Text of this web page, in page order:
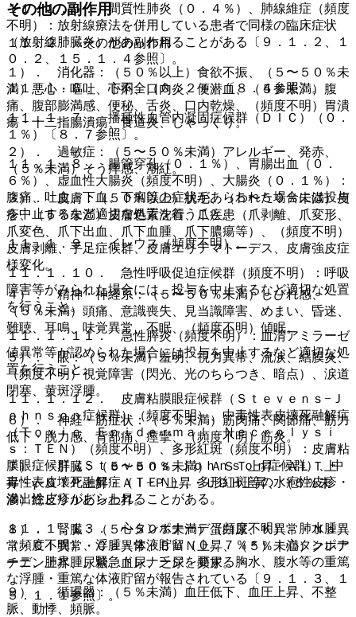
その他の副作用
１１．２． その他の副作用
１）． 消化器：（５０％以上）食欲不振、（５〜５０％未
満）悪心・嘔吐、下痢、口内炎、便潜血、（５％未満）腹
痛、腹部膨満感、便秘、舌炎、口内乾燥、（頻度不明）胃潰
瘍・十二指腸潰瘍、食道炎、しゃっくり。
２）． 過敏症：（５〜５０％未満）アレルギー、発赤、
（５％未満）そう痒感、潮紅。
３）． 皮膚：（５０％以上）脱毛、（５〜５０％未満）皮
疹、（５％未満）皮膚色素沈着、爪疾患（爪剥離、爪変形、
爪変色、爪下出血、爪下血腫、爪下膿瘍等）、（頻度不明）
皮膚剥離、手足症候群、皮膚エリテマトーデス、皮膚強皮症
様変化。
４）． 精神・神経系：（５〜５０％未満）しびれ感、
（５％未満）頭痛、意識喪失、見当識障害、めまい、昏迷、
難聴、耳鳴、味覚異常、不眠、（頻度不明）傾眠。
５）． 眼：（５％未満）羞明、視力異常、流涙、結膜炎、
（頻度不明）視覚障害（閃光、光のちらつき、暗点）、涙道
閉塞、黄斑浮腫。
６）． 神経・筋症状：（５％未満）筋肉痛、関節痛、筋力
低下・脱力感、背部痛、痙攣、（頻度不明）筋炎。
７）． 肝臓：（５〜５０％未満）ＡＳＴ上昇・ＡＬＴ上
昇・γ−ＧＴＰ上昇・Ａｌ−Ｐ上昇・ＬＤＨ上昇、（５％未
満）総ビリルビン上昇。
８）． 腎臓：（５〜５０％未満）蛋白尿、Ｋ異常・Ｎａ異
常・Ｃｌ異常・Ｃａ異常、ＢＵＮ上昇、（５％未満）クレア
チニン上昇、尿糖、血尿、乏尿、頻尿。
９）． 循環器：（５％未満）血圧低下、血圧上昇、不整
脈、動悸、頻脈。
１１．１．５． 間質性肺炎（０．４％）、肺線維症（頻度
不明）：放射線療法を併用している患者で同様の臨床症状
（放射線肺臓炎）があらわれることがある〔９．１．２、１
０．２、１５．１．４参照〕。
１１．１．６． 心不全（０．２％）〔８．４参照〕。
１１．１．７． 播種性血管内凝固症候群（ＤＩＣ）（０．
１％）〔８．７参照〕。
１１．１．８． 腸管穿孔（０．１％）、胃腸出血（０．
６％）、虚血性大腸炎（頻度不明）、大腸炎（０．１％）：
腹痛、吐血、下血、下痢等の症状があらわれた場合には投与
を中止するなど適切な処置を行うこと。
１１．１．９． イレウス（頻度不明）。
１１．１．１０． 急性呼吸促迫症候群（頻度不明）：呼吸
障害等がみられた場合には、投与を中止するなど適切な処置
を行うこと。
１１．１．１１． 急性膵炎（頻度不明）：血清アミラーゼ
値異常等が認められた場合には投与を中止するなど適切な処
置を行うこと。
１１．１．１２． 皮膚粘膜眼症候群（Ｓｔｅｖｅｎｓ−Ｊ
ｏｈｎｓｏｎ症候群）（頻度不明）、中毒性表皮壊死融解症
（Ｔｏｘｉｃ Ｅｐｉｄｅｒｍａｌ Ｎｅｃｒｏｌｙｓｉ
ｓ：ＴＥＮ）（頻度不明）、多形紅斑（頻度不明）：皮膚粘
膜眼症候群（Ｓｔｅｖｅｎｓ−Ｊｏｈｎｓｏｎ症候群）、中
毒性表皮壊死融解症（ＴＥＮ）、多形紅斑等の水疱性皮疹・
滲出性皮疹があらわれることがある。
１１．１．１３． 心タンポナーデ（頻度不明）、肺水腫
（頻度不明）、浮腫・体液貯留（０．７％＊）：心タンポナ
ーデ、肺水腫、緊急ドレナージを要する胸水、腹水等の重篤
な浮腫・重篤な体液貯留が報告されている〔９．１．３、１
５．１．１参照〕。